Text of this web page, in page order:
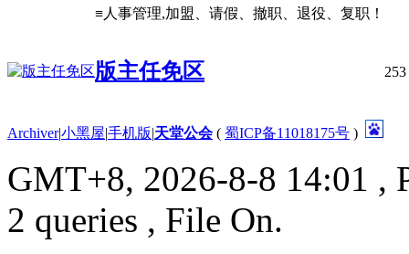
≡人事管理,加盟、请假、撤职、退役、复职！
版主任免区 253
Archiver|小黑屋|手机版|天堂公会( 蜀ICP备11018175号 )
GMT+8, 2026-8-8 14:01 ,
2 queries , File On.